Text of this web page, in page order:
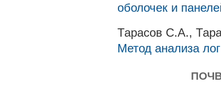
оболочек и
Тарасов С.А.,
Метод анализа